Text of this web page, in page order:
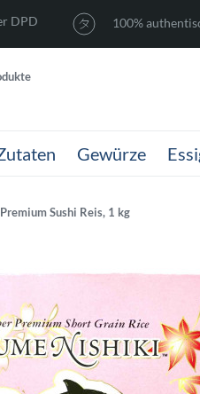
DPD 100%
Gewürze
Sushi Reis, 1 kg